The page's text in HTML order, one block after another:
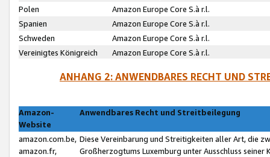
Polen
Amazon Europe Core S.à r.l.
Spanien
Amazon Europe Core S.à r.l.
Schweden
Amazon Europe Core S.à r.l.
Vereinigtes Königreich
Amazon Europe Core S.à r.l.
ANHANG 2: ANWENDBARES RECHT UND
Amazon-
Website
Anwendbares Recht und Streitbeilegung
amazon.com.be,
amazon.fr,
Diese Vereinbarung und Streitigkeiten aller Art, die
Großherzogtums Luxemburg unter Ausschluss